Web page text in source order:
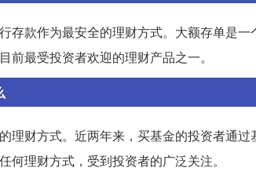
存款作为最安全的理财方式。大额存单是
前最受投资者欢迎的理财产品之一。
理财方式。近两年来，买基金的投资者通
何理财方式，受到投资者的广泛关注。